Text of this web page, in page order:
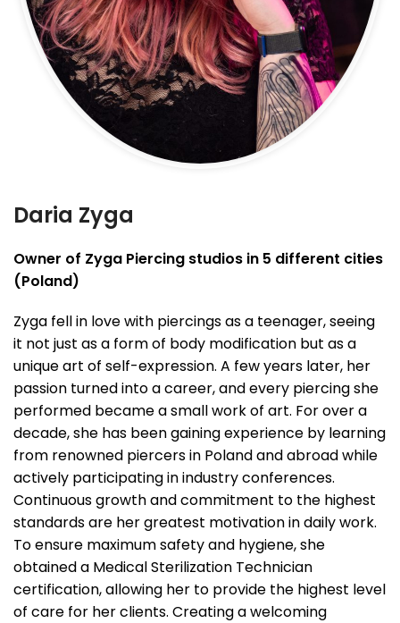
Daria Zyga
Owner of Zyga Piercing studios in 5 different cities
(Poland)
Zyga fell in love with piercings as a teenager, seeing
it not just as a form of body modification but as a
unique art of self-expression. A few years later, her
passion turned into a career, and every piercing she
performed became a small work of art. For over a
decade, she has been gaining experience by learning
from renowned piercers in Poland and abroad while
actively participating in industry conferences.
Continuous growth and commitment to the highest
standards are her greatest motivation in daily work.
To ensure maximum safety and hygiene, she
obtained a Medical Sterilization Technician
certification, allowing her to provide the highest level
of care for her clients. Creating a welcoming